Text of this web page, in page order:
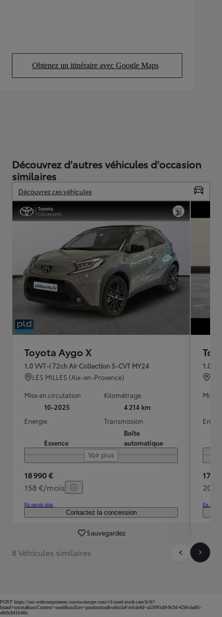
Obtenez un itinéraire avec Google Maps
(Opens in new tab)
Découvrez d'autres véhicules d'occasion
similaires
Découvrez ces véhicules
Toyota Aygo X
1.0 VVT-i 72ch Air Collection S-CVT MY24
LES MILLES (Aix-en-Provence)
Mise en circulation
10-2025
Kilométrage
4 214 km
Energie
Essence
Transmission
Boîte
automatique
Voir plus
18 990 €
158 €/mois
En savoir plus
Contactez la concession
Sauvegardez
1.0
Mise
17
208
En
8 Véhicules similaires
POST https://usc-webcomponents.toyota-europe.com/v1/used-stock-cars/fr/fr?
brand=toyota&uscContext=used&uscEnv=production&vehicleForSaleId=a53991d9-9c3d-42b6-ba95-
efb9c841646b